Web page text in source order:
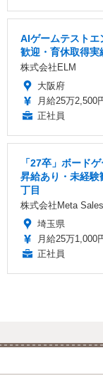
AIゲームテストエ
歓迎・育休取得
株式会社ELM
大阪府
月給25万2,500
正社員
「27卒」ボード
昇給あり・未経
丁目
株式会社Meta Sales
埼玉県
月給25万1,000
正社員